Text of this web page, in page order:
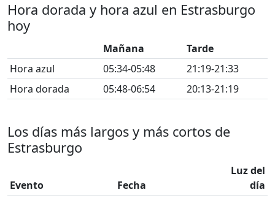
Hora dorada y hora azul en Estrasburgo
hoy
Mañana
Tarde
Hora azul
05:34-05:48
21:19-21:33
Hora dorada
05:48-06:54 20:13-21:19
Los días más largos y más cortos de
Estrasburgo
Evento Fecha
Luz del
día